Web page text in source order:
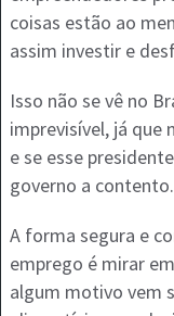
coisas estão ao
assim investir e
Isso não se vê no
imprevisível, já que
e se esse
governo a contento.
A forma segura e
emprego é mirar
algum motivo vem